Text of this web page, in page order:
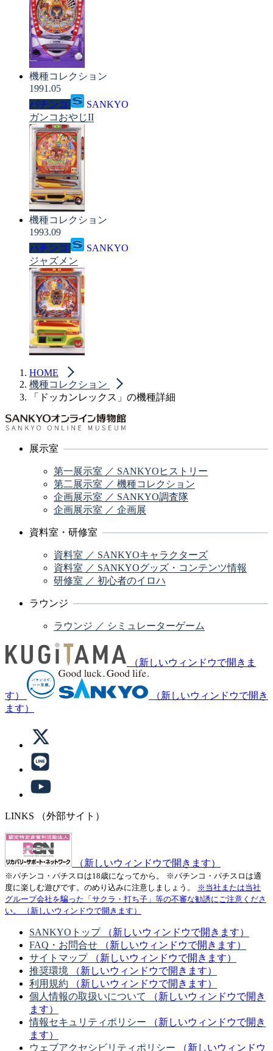
機種コレクション
1991.05
パチンコ
SANKYO
ガンコおやじII
機種コレクション
1993.09
パチンコ
SANKYO
ジャズメン
HOME
機種コレクション
「ドッカンレックス」の機種詳細
展示室
第一展示室 ／ SANKYOヒストリー
第二展示室 ／ 機種コレクション
企画展示室 ／ SANKYO調査隊
企画展示室 ／ 企画展
資料室・研修室
資料室 ／ SANKYOキャラクターズ
資料室 ／ SANKYOグッズ・コンテンツ情報
研修室 ／ 初心者のイロハ
ラウンジ
ラウンジ ／ シミュレーターゲーム
（新しいウィンドウで開きま
す）
（新しいウィンドウで開き
ます）
LINKS （外部サイト）
（新しいウィンドウで開きます）
※パチンコ・パチスロは18歳になってから。
※パチンコ・パチスロは適
度に楽しむ遊びです。のめり込みに注意しましょう。
※当社または当社
グループ会社を騙った「サクラ・打ち子」等の不審な勧誘にご注意くださ
い。
（新しいウィンドウで開きます）
SANKYOトップ
（新しいウィンドウで開きます）
FAQ・お問合せ
（新しいウィンドウで開きます）
サイトマップ
（新しいウィンドウで開きます）
推奨環境
（新しいウィンドウで開きます）
利用規約
（新しいウィンドウで開きます）
個人情報の取扱いについて
（新しいウィンドウで開き
ます）
情報セキュリティポリシー
（新しいウィンドウで開き
ます）
ウェブアクセシビリティポリシー
（新しいウィンドウ